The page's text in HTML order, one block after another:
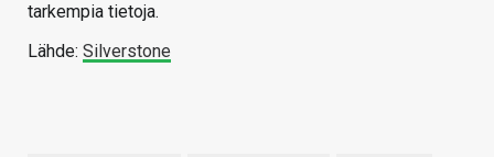
tarkempia tietoja.
Lähde: Silverstone